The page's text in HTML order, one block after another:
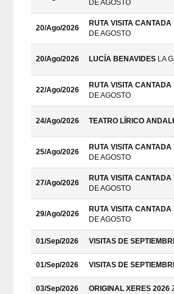
DE AGOSTO
20/Ago/2026
RUTA VISITA
DE AGOSTO
20/Ago/2026 LUCÍA BENAVIDES LA
22/Ago/2026
RUTA VISITA
DE AGOSTO
24/Ago/2026 TEATRO LÍRICO
25/Ago/2026
RUTA VISITA
DE AGOSTO
27/Ago/2026
RUTA VISITA
DE AGOSTO
29/Ago/2026
RUTA VISITA
DE AGOSTO
01/Sep/2026 VISITAS DE
01/Sep/2026 VISITAS DE
03/Sep/2026 ORIGINAL XERES 2026